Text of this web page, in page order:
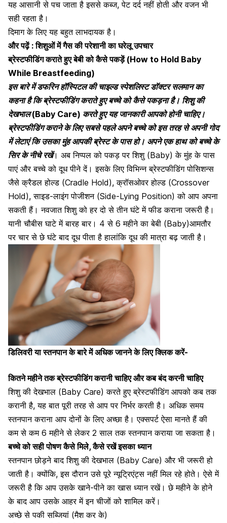
यह आसानी से पच जाता है इससे कब्ज, पेट दर्द नहीं होती और वजन भी
सही रहता है।
दिमाग के लिए यह बहुत लाभदायक है।
और पढ़ें :शिशुओं में गैस की परेशानी का घरेलू उपचार
ब्रेस्टफीडिंग कराते हुए बेबी को कैसे पकड़ें (How to Hold Baby
While Breastfeeding)
इस बारे में डफरिन हॉस्पिटल की चाइल्ड स्पेशलिस्ट डाॅक्टर सलमान का
कहना है कि ब्रेस्टफीडिंग कराते हुए बच्चे को कैसे पकड़ना है। शिशु की
देखभाल (Baby Care) करते हुए यह जानकारी आपको होनी चाहिए।
ब्रेस्टफीडिंग कराने के लिए सबसे पहले अपने बच्चे को इस तरह से अपनी गोद
में लेटाएं कि उसका मुंह आपकी ब्रेस्ट के पास हो। अपने एक हाथ को बच्चे के
सिर के नीचे रखें। अबनिप्पल को पकड़ पर शिशु(Baby) के मुंह के पास
पाएं और बच्चे को दूध पीने दें। इसके लिए विभिन्न ब्रेस्टफीडिंग पोसिशन्स
जैसे क्रैडल होल्ड (Cradle Hold), क्रॉसओवर होल्ड (Crossover
Hold), साइड-लाइंग पोजीशन (Side-Lying Position) को आप अपना
सकती हैं।नवजात शिशु को हर दो से तीन घंटे में फीड कराना जरूरी है।
यानी चौबीस घाटे में बारह बार। 4 से 6 महीने का बेबी (Baby)आमतौर
पर चार से छे घंटे बाद दूध पीता है हालांकि दूध की मात्रा बढ़ जाती है।
डिलिवरी या स्तनपान के बारे में अधिक जानने के लिए क्लिक करें-
कितने महीने तक ब्रेस्टफीडिंग करानी चाहिए और कब बंद करनी चाहिए
शिशु की देखभाल (Baby Care) करते हुए ब्रेस्टफीडिंग आपको कब तक
करानी है, यह बात पूरी तरह से आप पर निर्भर करती है। अधिक समय
स्तनपान कराना आप दोनों के लिए अच्छा है। एक्सपर्ट ऐसा मानते हैं की
कम से कम 6 महीने से लेकर 2 साल तकस्तनपान कराया जा सकता है।
बच्चे को सही पोषण कैसे मिले, कैसे रखें इसका ध्यान
स्तनपान छोड़ने बाद शिशु की देखभाल (Baby Care) और भी जरूरी हो
जाती है। क्योंकि, इस दौरान उसे पूरे न्यूट्रिएंट्स नहीं मिल रहे होते। ऐसे में
जरूरी है कि आप उसके खाने-पीने का खास ध्यान रखें। छे महीने के होने
के बाद आप उसके आहर में इन चीजों को शामिल करें।
अच्छे से पकी सब्जियां (मैश कर के)